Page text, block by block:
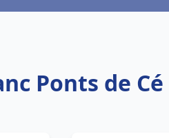
Ponts de Cé